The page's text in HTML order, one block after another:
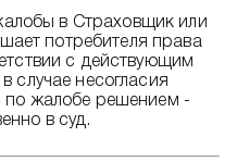
в Страховщик или
потребителя права
с действующим
случае несогласия
по жалобе решением -
в суд.